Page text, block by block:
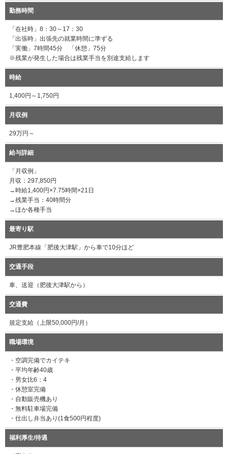
勤務時間
「在社時」8：30～17：30
「出張時」出張先の就業時間に準ずる
「実働」7時間45分 「休憩」75分
※残業が発生した場合は残業手当を別途支給します
時給
1,400円～1,750円
月収例
29万円～
給与詳細
「月収例」
月収：297,850円
→時給1,400円×7.75時間×21日
→残業手当：40時間分
→ほか各種手当
最寄り駅
JR豊肥本線「肥後大津駅」から車で10分ほど
交通手段
車、送迎（肥後大津駅から）
交通費
規定支給（上限50,000円/月）
職場環境
・空調完備でカイテキ
・平均年齢40歳
・男女比6：4
・休憩室完備
・自動販売機あり
・無料駐車場完備
・仕出し弁当あり(1食500円程度)
福利厚生/待遇